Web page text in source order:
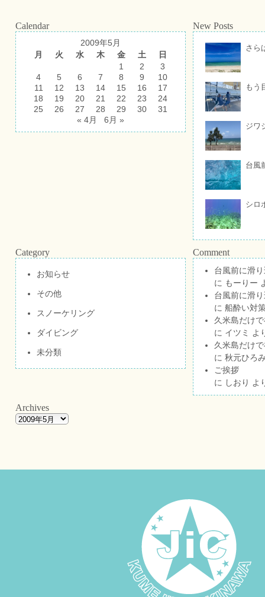
Calendar
2009年5月
月
火 水 木 金 土
日
1
2
3
4
5 6 7 8 9
10
11
12 13 14 15 16
17
18
19 20 21 22 23
24
25
26 27 28 29 30
31
« 4月
6月 »
New Posts
さら
もう
ジワ
台風
シロ
Category
お知らせ
その他
スノーケリング
ダイビング
未分類
Comment
台風前に滑
に もーりー
台風前に滑
に 船酔い対
久米島だけ
に イツミ
よ
久米島だけ
に 秋元ひろ
ご挨拶
に しおり よ
Archives